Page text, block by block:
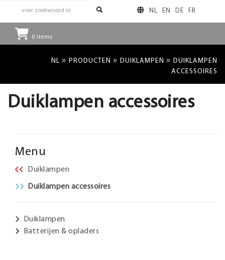
NL EN DE FR
0 items
NL » PRODUCTEN » DUIKLAMPEN » DUIKLAMPEN
ACCESSOIRES
Duiklampen accessoires
Menu
Duiklampen
Duiklampen accessoires
Duiklampen
Batterijen & opladers